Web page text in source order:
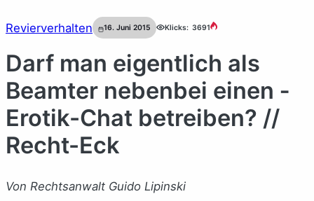
Revierverhalten 16. Juni 2015 Klicks: 3691
Darf man eigentlich als
Beamter nebenbei einen ­
Erotik-Chat betreiben? //
Recht-Eck
Von Rechtsanwalt Guido Lipinski